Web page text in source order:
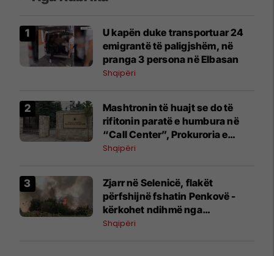
U kapën duke transportuar 24
emigrantë të paligjshëm, në
pranga 3 persona në Elbasan
Shqipëri
Mashtronin të huajt se do të
rifitonin paratë e humbura në
“Call Center”, Prokuroria e
Tiranës dërgon në gjyq 3
Shqipëri
Zjarr në Selenicë, flakët
përfshijnë fshatin Penkovë -
kërkohet ndihmë nga
zjarrfikësit e Vlorës dhe
Shqipëri